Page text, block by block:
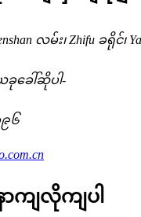
လမ်း၊ Zhifu ခရိုင်
ခေါ်ဆိုပါ-
၉၆
ာကျလိုကျပါ